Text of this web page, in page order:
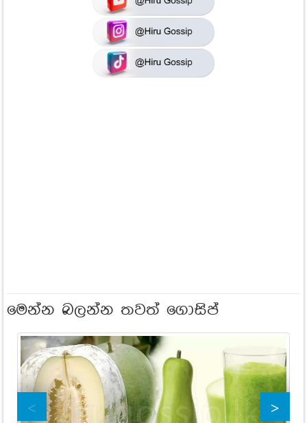
මෙන්න බලන්න තවත් ගොසිප්